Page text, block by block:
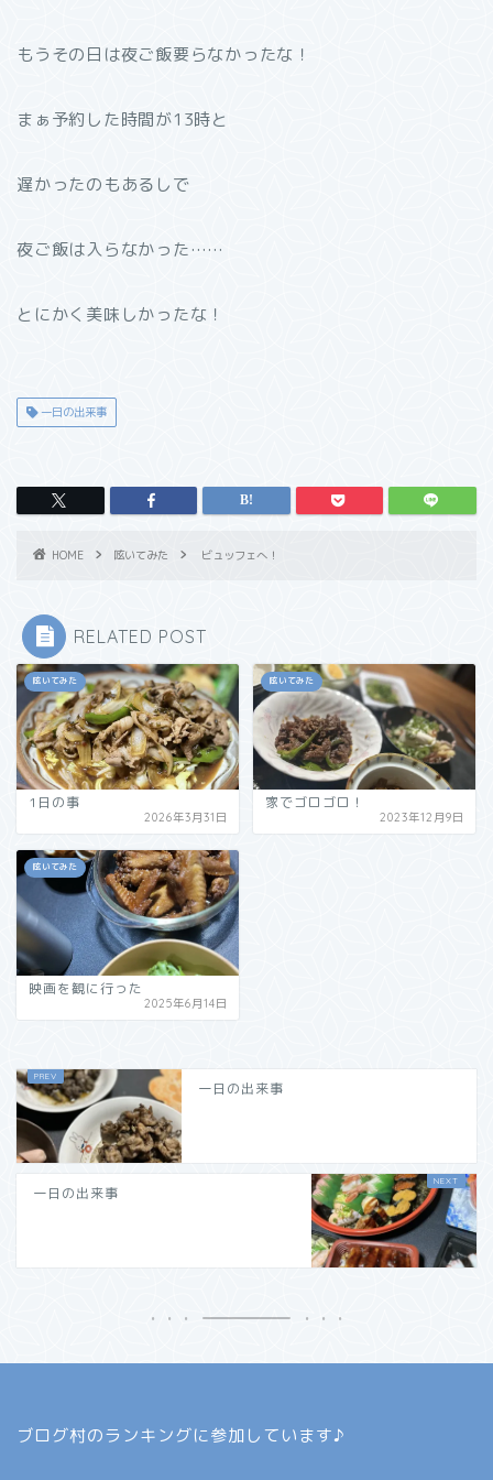
もうその日は夜ご飯要らなかったな！
まぁ予約した時間が13時と
遅かったのもあるしで
夜ご飯は入らなかった……
とにかく美味しかったな！
一日の出来事
HOME 呟いてみた ビュッフェへ！
RELATED POST
呟いてみた
1日の事
2026年3月31日
呟いてみた
家でゴロゴロ！
2023年12月9日
呟いてみた
映画を観に行った
2025年6月14日
一日の出来事
一日の出来事
ブログ村のランキングに参加しています♪